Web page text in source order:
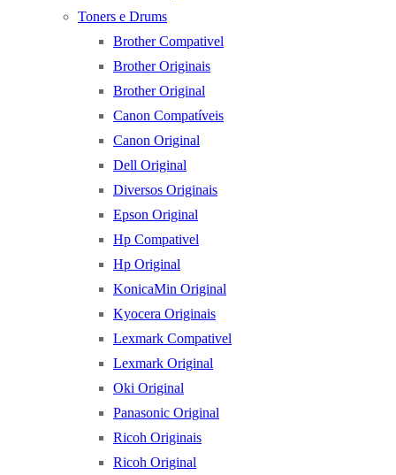
Toners e Drums
Brother Compativel
Brother Originais
Brother Original
Canon Compatíveis
Canon Original
Dell Original
Diversos Originais
Epson Original
Hp Compativel
Hp Original
KonicaMin Original
Kyocera Originais
Lexmark Compativel
Lexmark Original
Oki Original
Panasonic Original
Ricoh Originais
Ricoh Original